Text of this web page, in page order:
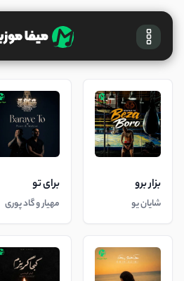
بزار برو
شایان یو
برای تو
مهیار و گاد پوری